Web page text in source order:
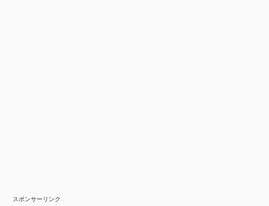
スポンサーリンク